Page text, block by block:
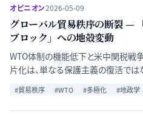
オピニオン2026-05-09
グローバル貿易秩序の断裂 —
ブロック」への地殻変動
WTO体制の機能低下と米中関税戦
片化は、単なる保護主義の復活で
易体制の根本的な再編を意味する
本の立ち位置を論じる。
#貿易秩序 #WTO #多極化 #地政学